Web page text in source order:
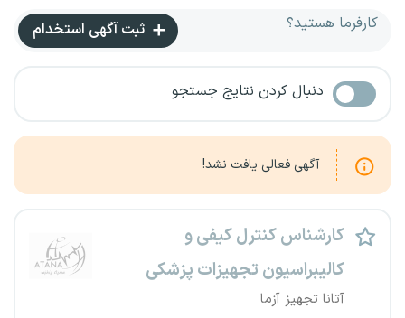
کارفرما هستید؟ ثبت آگهی استخدام
دنبال کردن نتایج جستجو
آگهی فعالی یافت نشد!
کارشناس کنترل کیفی و
کالیبراسیون تجهیزات پزشکی
آتانا تجهیز آزما